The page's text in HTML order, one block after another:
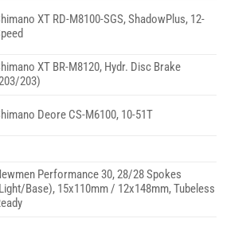
XT RD-M8100-SGS, ShadowPlus, 12-
XT BR-M8120, Hydr. Disc Brake
203)
Deore CS-M6100, 10-51T
Performance 30, 28/28 Spokes
Base), 15x110mm / 12x148mm, Tubeless